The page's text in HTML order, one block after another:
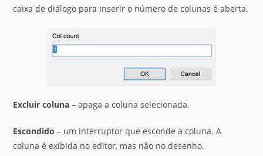
caixa de diálogo para inserir o número de colunas é aberta.
Excluir coluna – apaga a coluna selecionada.
Escondido – um interruptor que esconde a coluna. A
coluna é exibida no editor, mas não no desenho.